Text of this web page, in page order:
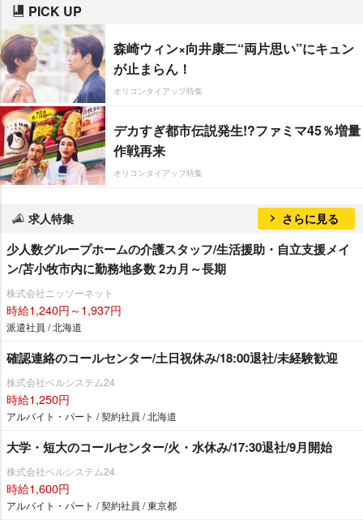
PICK UP
森崎ウィン×向井康二“両片思い”にキュン
が止まらん！
オリコンタイアップ特集
デカすぎ都市伝説発生!?ファミマ45％増量
作戦再来
オリコンタイアップ特集
求人特集 さらに見る
少人数グループホームの介護スタッフ/生活援助・自立支援メイ
ン/苫小牧市内に勤務地多数 2カ月～長期
株式会社ニッソーネット
時給1,240円～1,937円
派遣社員 / 北海道
確認連絡のコールセンター/土日祝休み/18:00退社/未経験歓迎
株式会社ベルシステム24
時給1,250円
アルバイト・パート / 契約社員 / 北海道
大学・短大のコールセンター/火・水休み/17:30退社/9月開始
株式会社ベルシステム24
時給1,600円
アルバイト・パート / 契約社員 / 東京都